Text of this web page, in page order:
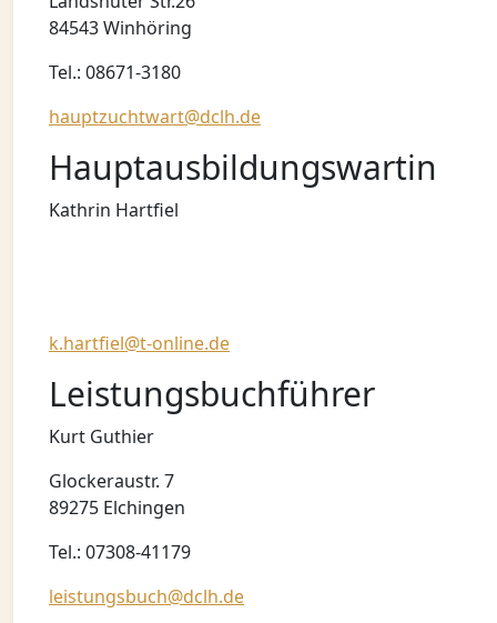
84543 Winhöring
Tel.: 08671-3180
hauptzuchtwart@dclh.de
Hauptausbildungswartin
Kathrin Hartfiel
k.hartfiel@t-online.de
Leistungsbuchführer
Kurt Guthier
Glockeraustr. 7
89275 Elchingen
Tel.: 07308-41179
leistungsbuch@dclh.de